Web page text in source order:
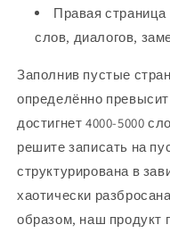
Правая
слов, диалогов,
Заполнив пустые
определённо
достигнет 4000-5000
решите записать на
структурирована в
хаотически
образом, наш продукт